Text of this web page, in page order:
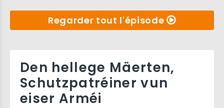
Regarder tout l'épisode
Den hellege Mäerten,
Schutzpatréiner vun
eiser Arméi